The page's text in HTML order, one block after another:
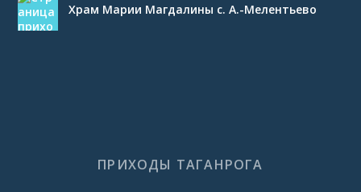
Храм Марии Магдалины с. А.-Мелентьево
ПРИХОДЫ ТАГАНРОГА